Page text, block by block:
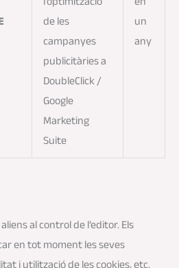
de les
campanyes
publicitàries a
DoubleClick /
Google
Marketing
Suite
un
any
al control de l’editor. Els
en tot moment les seves
i utilització de les cookies, etc.